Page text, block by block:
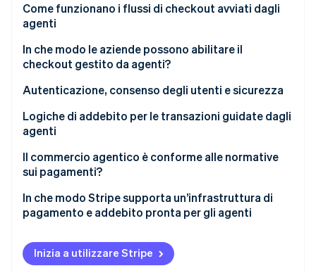
Scopri come Stripe sta costruendo l'infrastruttura
Nuove aspettative per piattaforme e SaaS
Infrastrutture più flessibili
Gestione del rischio e supervisione
Come funzionano i flussi di checkout avviati dagli
agenti
Il flusso di checkout
Tokenizzazione e credenziali sicure
Checkout contestuale e invisibile
In che modo le aziende possono abilitare il
checkout gestito da agenti?
Autenticazione, consenso degli utenti e sicurezza
Autenticazione forte e PSD2
Consenso granulare
Sicurezza e prevenzione delle frodi
Logiche di addebito per le transazioni guidate dagli
agenti
Abbonamenti dinamici
Modelli a consumo
Flussi di approvazione
Il commercio agentico è conforme alle normative
sui pagamenti?
Tracciabilità delle operazioni
Protezione dei dati
Responsabilità e governance
In che modo Stripe supporta un’infrastruttura di
pagamento e addebito pronta per gli agenti
Pagamenti programmabili per flussi basati sull’IA
Addebiti ricorrenti e modelli a consumo con Stripe
Inizia a utilizzare Stripe